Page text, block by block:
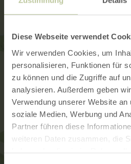
Diese Webseite verwendet
Wir verwenden Cookies, um
personalisieren, Funktionen für
zu können und die Zugriffe auf
analysieren. Außerdem geben
Verwendung unserer Website
soziale Medien, Werbung und
Partner führen diese
weiteren Daten zusammen, die